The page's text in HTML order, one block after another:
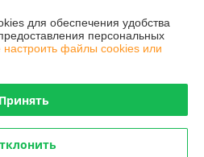
Deal.by
для обеспечения удобства
персональных
файлы cookies или
Принять